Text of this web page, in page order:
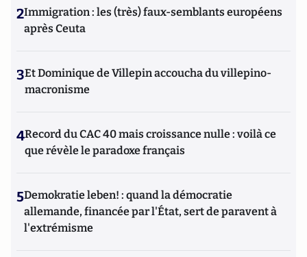
2Immigration : les (très) faux-semblants européens
après Ceuta
3Et Dominique de Villepin accoucha du villepino-
macronisme
4Record du CAC 40 mais croissance nulle : voilà ce
que révèle le paradoxe français
5Demokratie leben! : quand la démocratie
allemande, financée par l'État, sert de paravent à
l'extrémisme